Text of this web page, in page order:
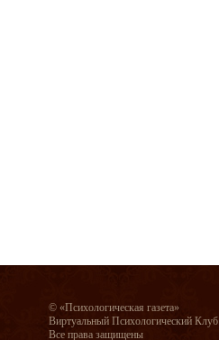
© «Психологическая газета»
Виртуальный Психологический Клуб
Все права защищены